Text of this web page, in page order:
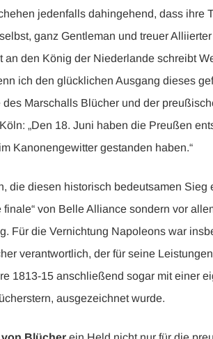
jedenfalls dahingehend, dass ihre
ganz Gentleman und treuer
den König der Niederlande schreibt
ich den glücklichen Ausgang dieses
Marschalls Blücher und der
„Den 18. Juni haben die Preußen
Kanonengewitter gestanden haben.“
die diesen historisch bedeutsamen Sieg
finale“ von Belle Alliance sondern vor
Für die Vernichtung Napoleons war
verantwortlich, der für seine
1813-15 anschließend sogar mit einer
ausgezeichnet wurde.